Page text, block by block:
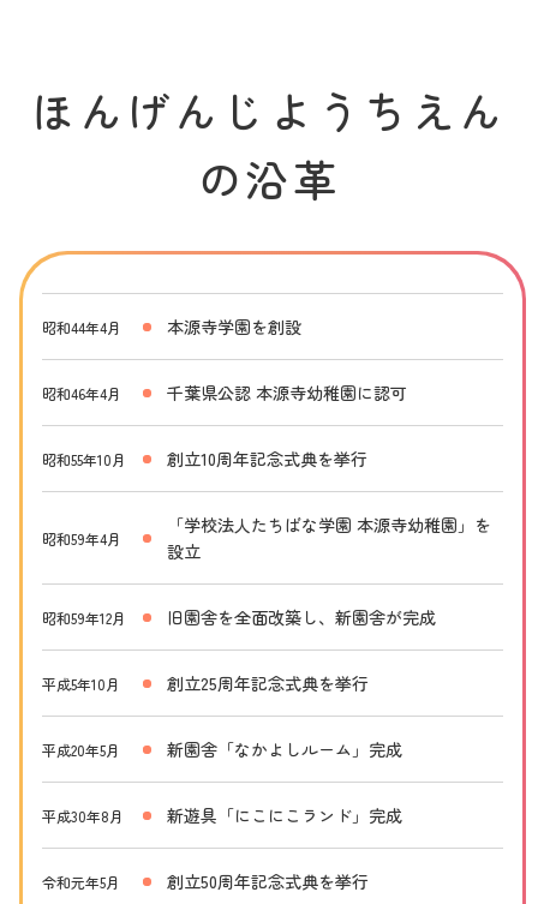
ほんげんじようちえん
の沿革
昭和44年4月 本源寺学園を創設
昭和46年4月 千葉県公認 本源寺幼稚園に認可
昭和55年10月 創立10周年記念式典を挙行
昭和59年4月
「学校法人たちばな学園 本源寺幼稚園」を
設立
昭和59年12月 旧園舎を全面改築し、新園舎が完成
平成5年10月 創立25周年記念式典を挙行
平成20年5月 新園舎「なかよしルーム」完成
平成30年8月 新遊具「にこにこランド」完成
令和元年5月 創立50周年記念式典を挙行